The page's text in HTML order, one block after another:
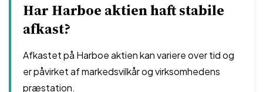
Har Harboe aktien haft stabile
afkast?
Afkastet på Harboe aktien kan variere over tid og
er påvirket af markedsvilkår og virksomhedens
præstation.